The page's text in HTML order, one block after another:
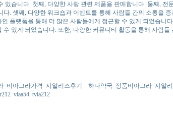
있습니다. 첫째, 다양한 사랑 관련 제품을 판매합니다. 둘째, 전
. 셋째, 다양한 워크숍과 이벤트를 통해 사람들 간의 소통을 증
플랫폼을 통해 더 많은 사람들에게 접근할 수 있게 되었습니
있게 되었습니다. 또한, 다양한 커뮤니티 활동을 통해 사람들
비아그라가격 시알리스후기 하나약국 정품비아그라 시알
viaa54 tvia212